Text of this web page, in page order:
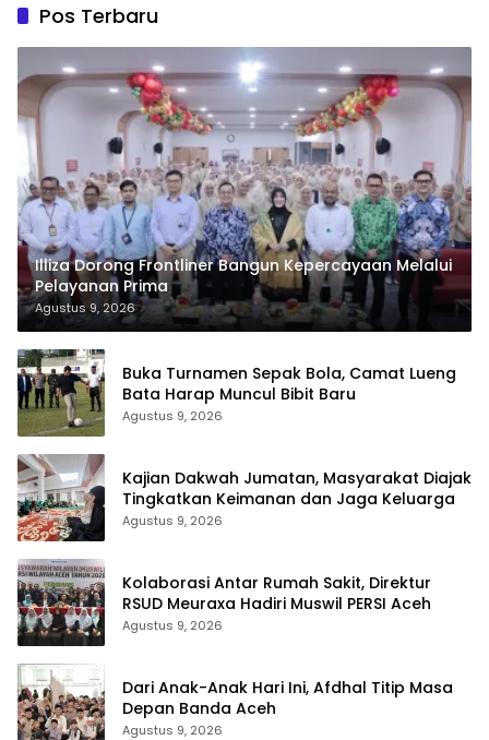
Pos Terbaru
Illiza Dorong Frontliner Bangun Kepercayaan Melalui
Pelayanan Prima
Agustus 9, 2026
Buka Turnamen Sepak Bola, Camat Lueng
Bata Harap Muncul Bibit Baru
Agustus 9, 2026
Kajian Dakwah Jumatan, Masyarakat Diajak
Tingkatkan Keimanan dan Jaga Keluarga
Agustus 9, 2026
Kolaborasi Antar Rumah Sakit, Direktur
RSUD Meuraxa Hadiri Muswil PERSI Aceh
Agustus 9, 2026
Dari Anak-Anak Hari Ini, Afdhal Titip Masa
Depan Banda Aceh
Agustus 9, 2026